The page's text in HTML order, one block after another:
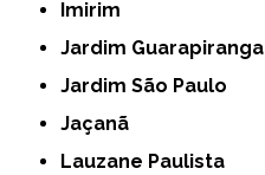
Imirim
Jardim Guarapiranga
Jardim São Paulo
Jaçanã
Lauzane Paulista